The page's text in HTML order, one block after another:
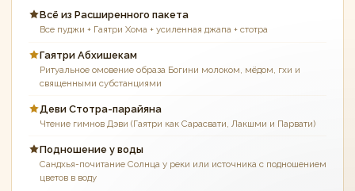
Всё из Расширенного пакета
Все пуджи + Гаятри Хома + усиленная джапа + стотра
Гаятри Абхишекам
Ритуальное омовение образа Богини молоком, мёдом, гхи и
священными субстанциями
Деви Стотра-парайяна
Чтение гимнов Дэви (Гаятри как Сарасвати, Лакшми и Парвати)
Подношение у воды
Сандхья-почитание Солнца у реки или источника с подношением
цветов в воду